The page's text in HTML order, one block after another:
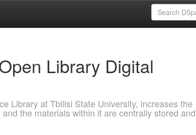
Library Digital
Library at Tbilisi State University, increases the
the materials within it are centrally stored and